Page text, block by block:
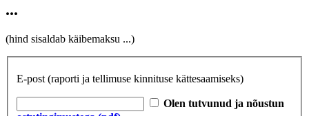
...
(hind sisaldab käibemaksu ...)
E-post (raporti ja tellimuse kinnituse kättesaamiseks)
Olen tutvunud ja nõustun